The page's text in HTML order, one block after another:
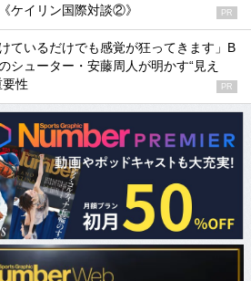
ケイリン国際対談②》
PR
けているだけでも感覚が狂ってきます」B
シューター・安藤周人が明かす“見え
要性
PR